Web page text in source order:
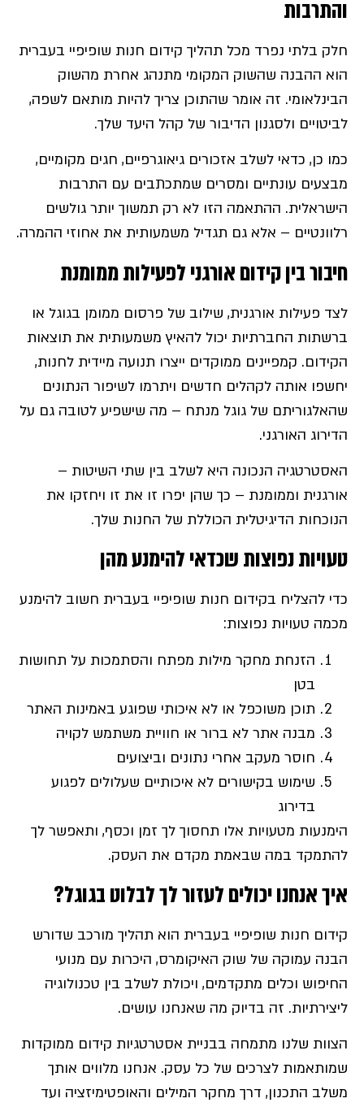
והתרבות
חלק בלתי נפרד מכל תהליך קידום חנות שופיפיי בעברית
הוא ההבנה שהשוק המקומי מתנהג אחרת מהשוק
הבינלאומי. זה אומר שהתוכן צריך להיות מותאם לשפה,
לביטויים ולסגנון הדיבור של קהל היעד שלך.
כמו כן, כדאי לשלב אזכורים גיאוגרפיים, חגים מקומיים,
מבצעים עונתיים ומסרים שמתכתבים עם התרבות
הישראלית. ההתאמה הזו לא רק תמשוך יותר גולשים
רלוונטיים – אלא גם תגדיל משמעותית את אחוזי ההמרה.
חיבור בין קידום אורגני לפעילות ממומנת
לצד פעילות אורגנית, שילוב של פרסום ממומן בגוגל או
ברשתות החברתיות יכול להאיץ משמעותית את תוצאות
הקידום. קמפיינים ממוקדים ייצרו תנועה מיידית לחנות,
יחשפו אותה לקהלים חדשים ויתרמו לשיפור הנתונים
שהאלגוריתם של גוגל מנתח – מה שישפיע לטובה גם על
הדירוג האורגני.
האסטרטגיה הנכונה היא לשלב בין שתי השיטות –
אורגנית וממומנת – כך שהן יפרו זו את זו ויחזקו את
הנוכחות הדיגיטלית הכוללת של החנות שלך.
טעויות נפוצות שכדאי להימנע מהן
כדי להצליח בקידום חנות שופיפיי בעברית חשוב להימנע
מכמה טעויות נפוצות:
הזנחת מחקר מילות מפתח והסתמכות על תחושות
בטן
תוכן משוכפל או לא איכותי שפוגע באמינות האתר
מבנה אתר לא ברור או חוויית משתמש לקויה
חוסר מעקב אחרי נתונים וביצועים
שימוש בקישורים לא איכותיים שעלולים לפגוע
בדירוג
הימנעות מטעויות אלו תחסוך לך זמן וכסף, ותאפשר לך
להתמקד במה שבאמת מקדם את העסק.
איך אנחנו יכולים לעזור לך לבלוט בגוגל?
קידום חנות שופיפיי בעברית הוא תהליך מורכב שדורש
הבנה עמוקה של שוק האיקומרס, היכרות עם מנועי
החיפוש וכלים מתקדמים, ויכולת לשלב בין טכנולוגיה
ליצירתיות. זה בדיוק מה שאנחנו עושים.
הצוות שלנו מתמחה בבניית אסטרטגיות קידום ממוקדות
שמותאמות לצרכים של כל עסק. אנחנו מלווים אותך
משלב התכנון, דרך מחקר המילים והאופטימיזציה ועד